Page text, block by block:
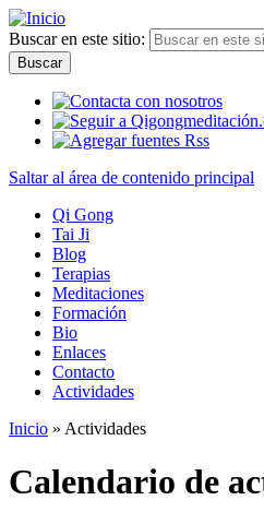
Buscar en este sitio:
Saltar al área de contenido principal
Qi Gong
Tai Ji
Blog
Terapias
Meditaciones
Formación
Bio
Enlaces
Contacto
Actividades
Inicio » Actividades
Calendario de